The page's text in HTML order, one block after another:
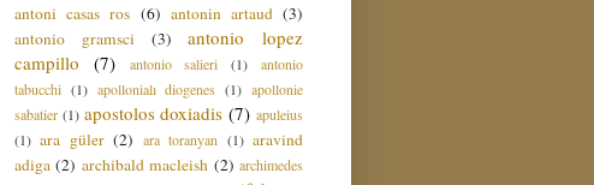
antoni casas ros (6) antonin artaud (3)
antonio gramsci
(3)
antonio lopez
campillo
(7) antonio salieri (1)
antonio
tabucchi (1) apollonialı diogenes (1) apollonie
sabatier (1) apostolos doxiadis (7) apuleius
(1) ara güler (2) ara toranyan (1) aravind
adiga (2) archibald macleish (2) archimedes